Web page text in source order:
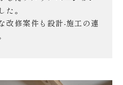
た。
改修案件も設計-施工の連